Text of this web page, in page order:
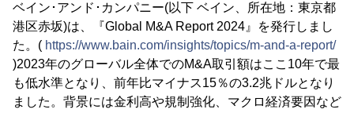
ベイン･アンド･カンパニー(以下 ベイン、所在地：東京都
港区赤坂)は、『Global M&A Report 2024』を発行しまし
た。( https://www.bain.com/insights/topics/m-and-a-report/
)2023年のグローバル全体でのM&A取引額はここ10年で最
も低水準となり、前年比マイナス15％の3.2兆ドルとなり
ました。背景には金利高や規制強化、マクロ経済要因など